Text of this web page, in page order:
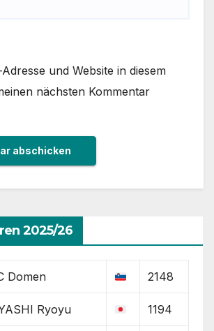
und Website in diesem
nächsten Kommentar
2025/26
Domen 2148
Ryoyu 1194